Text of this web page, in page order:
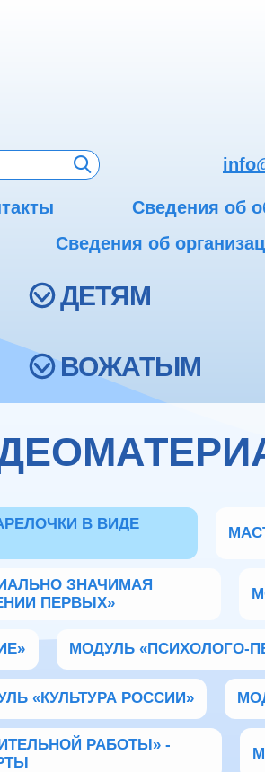
Сведения об
Сведения об
ДЕТЯМ
ВОЖАТЫМ
В ВИДЕ
ЗНАЧИМАЯ
ПЕРВЫХ»
МОДУЛЬ «ПСИХОЛОГО-
«КУЛЬТУРА РОССИИ»
РАБОТЫ» -